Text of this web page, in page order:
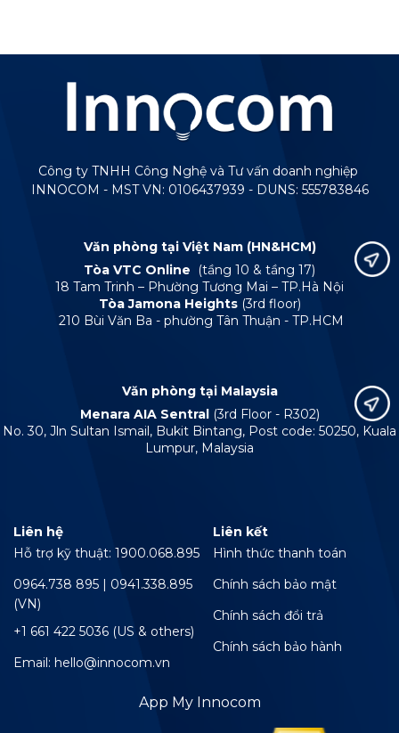
Công ty TNHH Công Nghệ và Tư vấn doanh nghiệp
INNOCOM - MST VN: 0106437939 - DUNS: 555783846
Văn phòng tại Việt Nam (HN&HCM)
Tòa VTC Online
(tầng 10 & tầng 17)
18 Tam Trinh – Phường Tương Mai – TP.Hà Nội
Tòa Jamona Heights (3rd floor)
210 Bùi Văn Ba - phường Tân Thuận - TP.HCM
Văn phòng tại Malaysia
Menara AIA Sentral (3rd Floor - R302)
No. 30, Jln Sultan Ismail, Bukit Bintang, Post code: 50250, Kuala
Lumpur, Malaysia
Liên hệ
Hỗ trợ kỹ thuật: 1900.068.895
0964.738 895 | 0941.338.895
(VN)
+1 661 422 5036 (US & others)
Email: hello@innocom.vn
Liên kết
Hình thức thanh toán
Chính sách bảo mật
Chính sách đổi trả
Chính sách bảo hành
App My Innocom